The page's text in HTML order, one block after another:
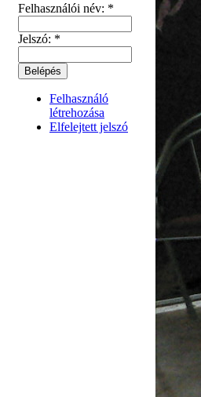
Felhasználói név: *
Jelszó: *
Felhasználó
létrehozása
Elfelejtett jelszó